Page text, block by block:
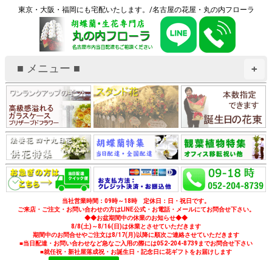
東京・大阪・福岡にも宅配いたします。/名古屋の花屋・丸の内フローラ
+
■ メニュー ■
当社営業時間：09時～18時 定休日：日・祝日です。
ご来店・ご注文・お問い合わせの方はLINE公式・お電話・メールにてお問合せ下さい。
◆◆お盆期間中の休業のお知らせ◆◆
8/8(土)～8/16(日)は休業とさせていただきます
期間中のお問合せやご注文は8/17(月)以降に順次ご連絡させていただきます
■当日配達・お問い合わせなど急なご入用の際には052-204-8739までお問合せ下さい
■就任祝・新社屋落成祝・お誕生日・記念日に花ギフトをお届けします